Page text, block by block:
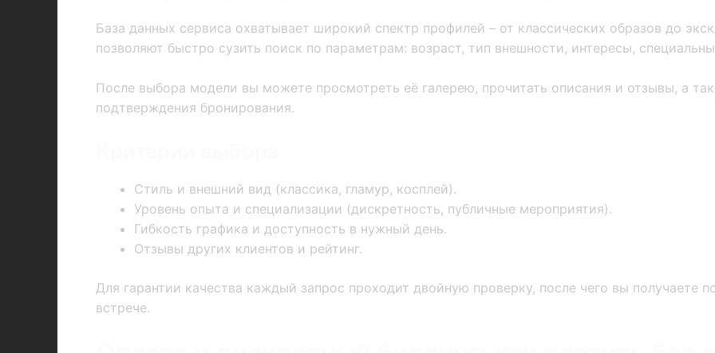
База данных сервиса охватывает широкий спектр профилей – от классических образов до
позволяют быстро сузить поиск по параметрам: возраст, тип внешности, интересы,
После выбора модели вы можете просмотреть её галерею, прочитать описания и отзывы, а
подтверждения бронирования.
Стиль и внешний вид (классика, гламур, косплей).
Уровень опыта и специализации (дискретность, публичные мероприятия).
Гибкость графика и доступность в нужный день.
Отзывы других клиентов и рейтинг.
Для гарантии качества каждый запрос проходит двойную проверку, после чего вы получаете
встрече.